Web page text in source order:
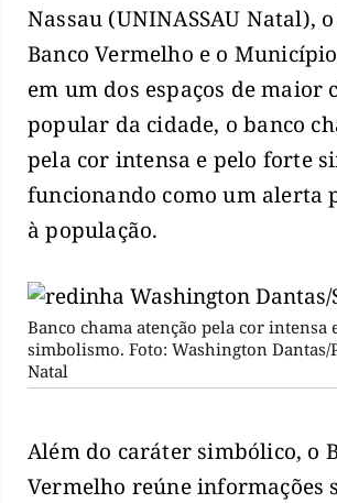
Nassau (UNINASSAU Natal),
Banco Vermelho e o
em um dos espaços de maior
popular da cidade, o banco
pela cor intensa e pelo forte
funcionando como um alerta
à população.
Banco chama atenção pela cor intensa
simbolismo. Foto: Washington
Natal
Além do caráter simbólico, o
Vermelho reúne informações